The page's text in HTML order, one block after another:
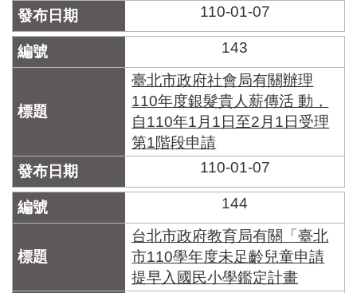
化
資
產
臺
市
區
界
說
臺
鄰
110-01-07
143
臺北市政府社會局有關辦理
110年度銀髮貴人薪傳活 動，
自110年1月1日至2月1日受理
第1階段申請
110-01-07
144
台北市政府教育局有關「臺北
市110學年度未足齡兒童申請
提早入國民小學鑑定計畫